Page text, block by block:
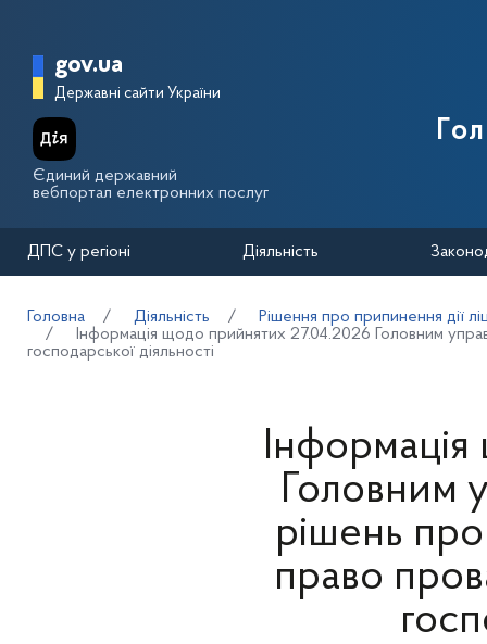
Головна сторінка Державної
gov.ua
Державні сайти України
Єдиний державний
вебпортал електронних послуг
ДПС у регіоні Діяльність
Головна Діяльність
Рішення про припинення дії
Інформація щодо прийнятих 27.04.2026 Головним
господарської діяльності
Головним
рішень про
право